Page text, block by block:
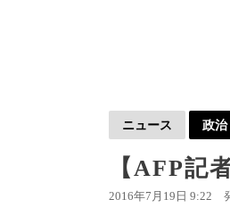
ニュース 政治
【AFP記
2016年7月19日 9:22